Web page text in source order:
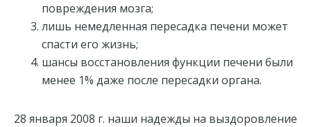
повреждения мозга;
лишь немедленная пересадка печени может
спасти его жизнь;
шансы восстановления функции печени были
менее 1% даже после пересадки органа.
28 января 2008 г. наши надежды на выздоровление